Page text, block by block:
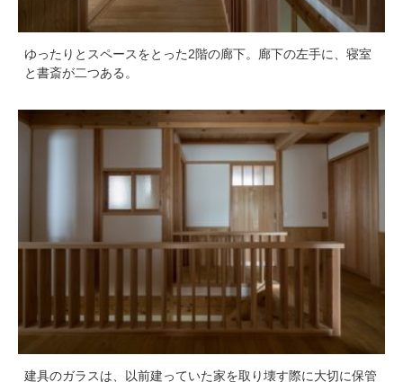
ゆったりとスペースをとった2階の廊下。廊下の左手に、寝室
と書斎が二つある。
建具のガラスは、以前建っていた家を取り壊す際に大切に保管